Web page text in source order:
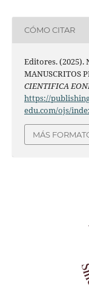
CÓMO CITAR
Editores. (2025).
MANUSCRITOS
CIENTIFICA
https://
edu.com/ojs/
MÁS